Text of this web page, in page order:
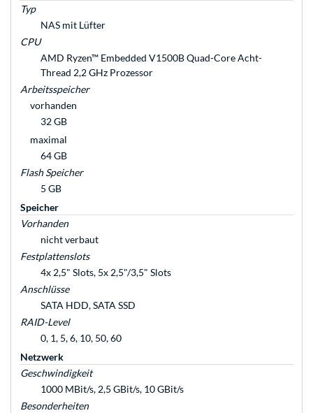
Typ
NAS mit Lüfter
CPU
AMD Ryzen™ Embedded V1500B Quad-Core Acht-
Thread 2,2 GHz Prozessor
Arbeitsspeicher
vorhanden
32 GB
maximal
64 GB
Flash Speicher
5 GB
Speicher
Vorhanden
nicht verbaut
Festplattenslots
4x 2,5" Slots, 5x 2,5"/3,5" Slots
Anschlüsse
SATA HDD, SATA SSD
RAID-Level
0, 1, 5, 6, 10, 50, 60
Netzwerk
Geschwindigkeit
1000 MBit/s, 2,5 GBit/s, 10 GBit/s
Besonderheiten